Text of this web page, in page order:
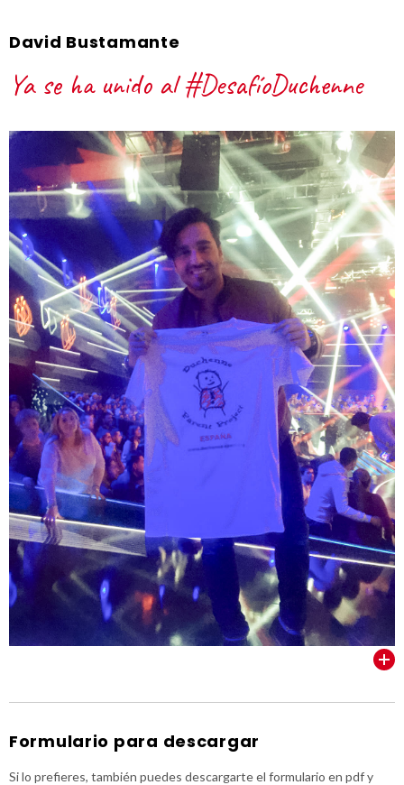
David Bustamante
Ya se ha unido al #DesafíoDuchenne
Formulario para descargar
Si lo prefieres, también puedes descargarte el formulario en pdf y